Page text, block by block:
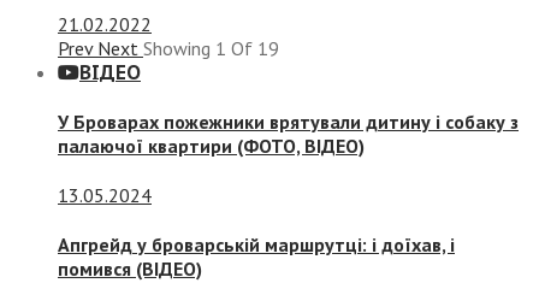
21.02.2022
Prev Next Showing 1 Of 19
ВІДЕО
У Броварах пожежники врятували дитину і собаку з
палаючої квартири (ФОТО, ВІДЕО)
13.05.2024
Апгрейд у броварській маршрутці: і доїхав, і
помився (ВІДЕО)